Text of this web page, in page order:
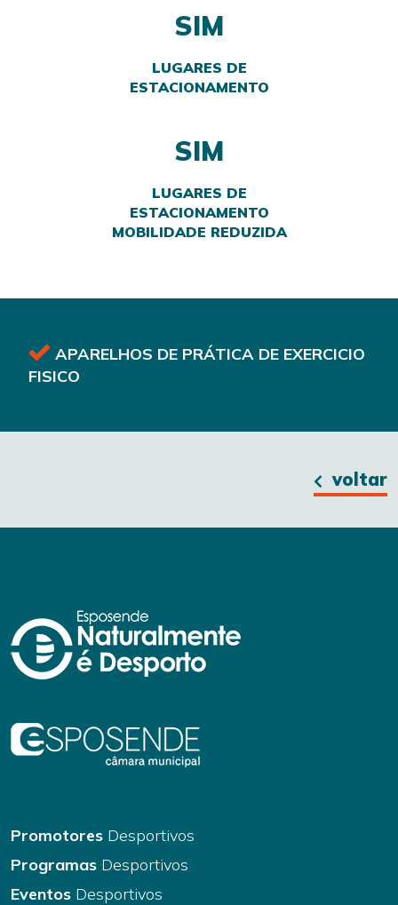
SIM
LUGARES DE
ESTACIONAMENTO
SIM
LUGARES DE
ESTACIONAMENTO
MOBILIDADE REDUZIDA
APARELHOS DE PRÁTICA DE EXERCICIO
FISICO
voltar
Promotores Desportivos
Programas Desportivos
Eventos Desportivos